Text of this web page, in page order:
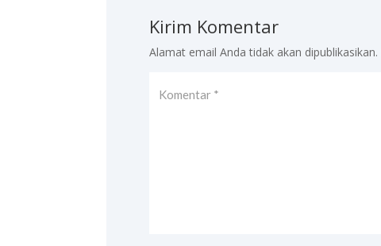
Kirim Komentar
Alamat email Anda tidak akan dipublikasikan.